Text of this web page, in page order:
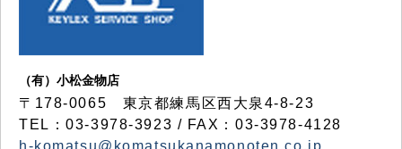
（有）小松金物店
〒178-0065 東京都練馬区西大泉4-8-23
TEL：03-3978-3923 / FAX：03-3978-4128
h-komatsu@komatsukanamonoten.co.jp